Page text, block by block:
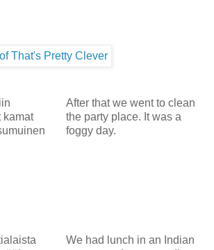
kamat
After that we went to clean
the party place. It was a
foggy day.
We had lunch in an Indian